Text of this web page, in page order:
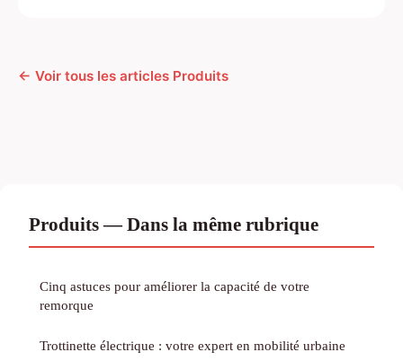
← Voir tous les articles Produits
Produits — Dans la même rubrique
Cinq astuces pour améliorer la capacité de votre
remorque
Trottinette électrique : votre expert en mobilité urbaine